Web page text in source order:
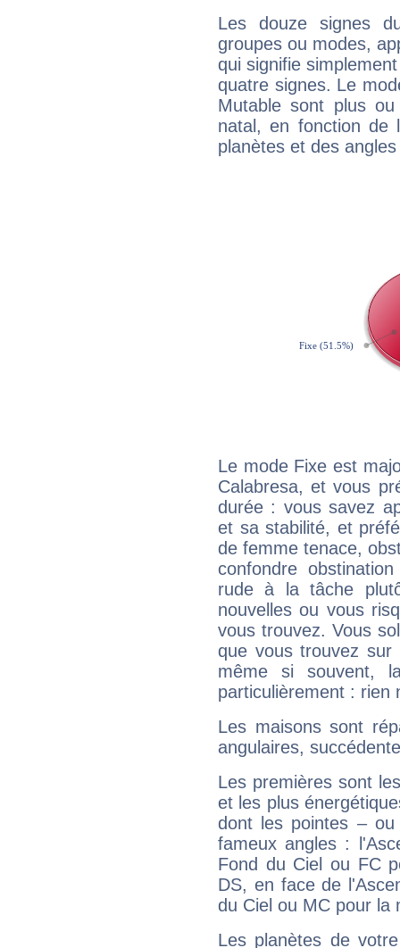
Les douze signes
groupes ou modes,
qui signifie
quatre signes. Le
Mutable sont plus
natal, en fonction de
planètes et des
Le mode Fixe est
Calabresa, et vous
durée : vous savez
et sa stabilité, et
de femme tenace,
confondre
rude à la tâche
nouvelles ou vous
vous trouvez. Vous
que vous trouvez
même si souvent,
particulièrement : rien
Les maisons sont
angulaires,
Les premières sont
et les plus
dont les pointes –
fameux angles :
Fond du Ciel ou FC
DS, en face de
du Ciel ou MC pour la
Les planètes de